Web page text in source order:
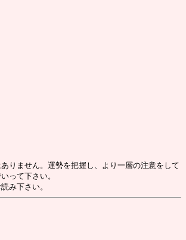
りません。運勢を把握し、より一層の注意をして
って下さい。
み下さい。